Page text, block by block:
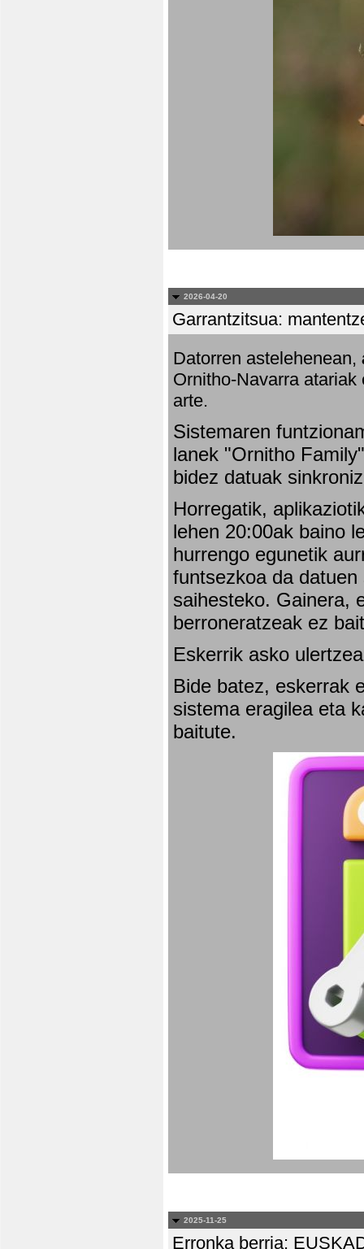
2026-04-20
Garrantzitsua:
Datorren astelehenean,
Ornitho-Navarra
arte.
Sistemaren
lanek "Ornitho
bidez datuak
Horregatik,
lehen 20:00ak baino
hurrengo egunetik
funtsezkoa da
saihesteko. Gainera,
berroneratzeak ez
Eskerrik asko
Bide batez, eskerrak
sistema eragilea eta
baitute.
2025-11-25
Erronka berria: